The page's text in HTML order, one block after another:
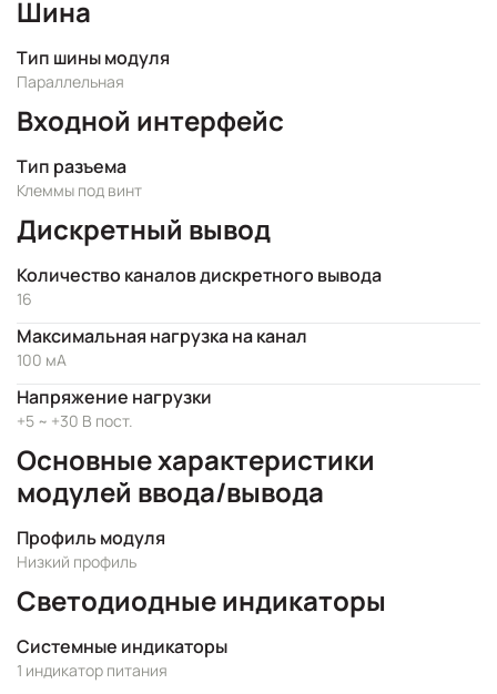
Шина
Тип шины модуля
Параллельная
Входной интерфейс
Тип разъема
Клеммы под винт
Дискретный вывод
Количество каналов дискретного вывода
16
Максимальная нагрузка на канал
100 мА
Напряжение нагрузки
+5 ~ +30 В пост.
Основные характеристики
модулей ввода/вывода
Профиль модуля
Низкий профиль
Светодиодные индикаторы
Системные индикаторы
1 индикатор питания